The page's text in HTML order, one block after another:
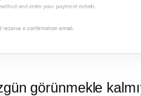
görünmekle